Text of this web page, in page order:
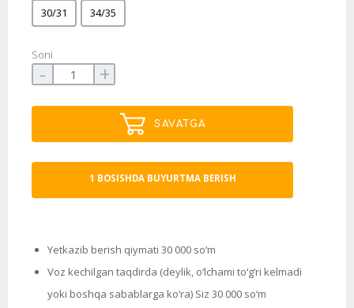
30/31
34/35
Soni
- +
SAVATGA
1 BOSISHDA BUYURTMA BERISH
Yetkazib berish qiymati 30 000 so‘m
Voz kechilgan taqdirda (deylik, o‘lchami to‘g‘ri kelmadi
yoki boshqa sabablarga ko‘ra) Siz 30 000 so‘m